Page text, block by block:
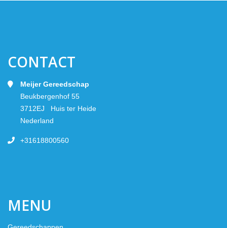
CONTACT
Meijer Gereedschap
Beukbergenhof 55
3712EJ Huis ter Heide
Nederland
+31618800560
MENU